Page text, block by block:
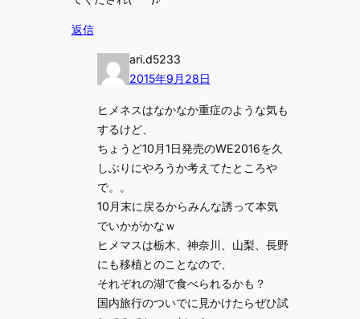
返信
ari.d5233
2015年9月28日
ヒメネスはなかなか重症のような気も
するけど、
ちょうど10月1日発売のWE2016を久
しぶりにやろうか考えてたところや
で。。
10月末に戻るからみんな誘って本気
でいかがかなｗ
ヒメマスは栃木、神奈川、山梨、長野
にも移植とのことなので、
それぞれの湖で食べられるかも？
国内旅行のついでに見かけたらぜひ試